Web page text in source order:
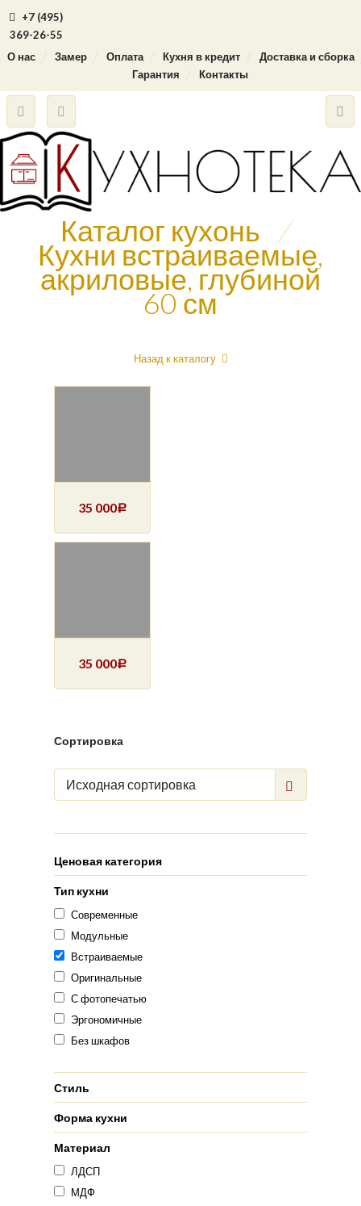
+7 (495)
369-26-55
О нас
Замер Оплата Кухня в кредит
Доставка и сборка
Гарантия
Контакты
Каталог кухонь /
Кухни встраиваемые,
акриловые, глубиной
60 см
Назад к каталогу
35 000Р
35 000Р
Сортировка
Исходная сортировка
Ценовая категория
Тип кухни
Современные
Модульные
Встраиваемые
Оригинальные
С фотопечатью
Эргономичные
Без шкафов
Стиль
Форма кухни
Материал
ЛДСП
МДФ